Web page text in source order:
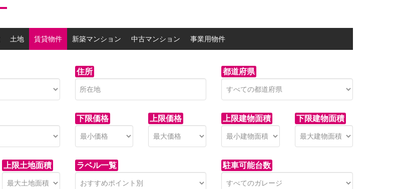
土地 賃貸物件 新築マンション 中古マンション 事業用物件
住所 都道府県
下限価格 上限価格 上限建物面積 下限建物面積
上限土地面積 ラベル一覧 駐車可能台数